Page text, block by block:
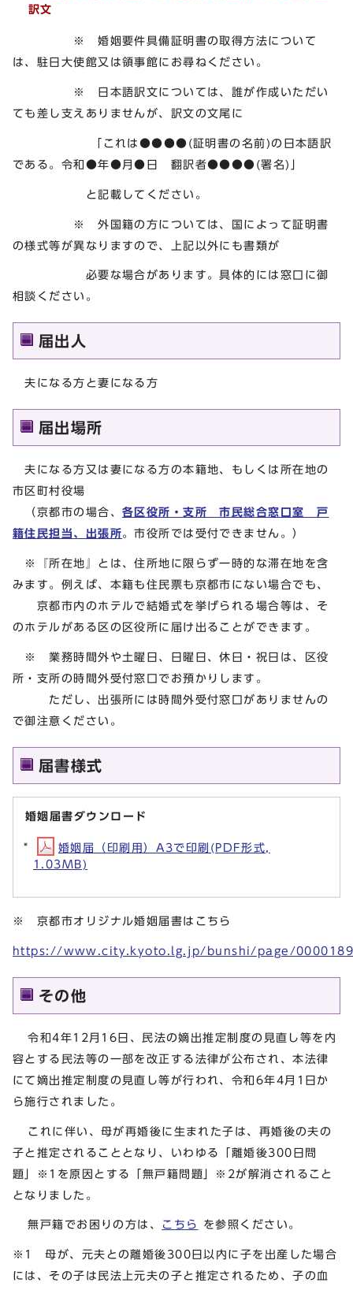
訳文
※ 婚姻要件具備証明書の取得方法について
は、駐日大使館又は領事館にお尋ねください。
※ 日本語訳文については、誰が作成いただい
ても差し支えありませんが、訳文の文尾に
「これは●●●●(証明書の名前)の日本語訳
である。令和●年●月●日 翻訳者●●●●(署名)」
と記載してください。
※ 外国籍の方については、国によって証明書
の様式等が異なりますので、上記以外にも書類が
必要な場合があります。具体的には窓口に御
相談ください。
届出人
夫になる方と妻になる方
届出場所
夫になる方又は妻になる方の本籍地、もしくは所在地の
市区町村役場
（京都市の場合、 各区役所・支所 市民総合窓口室 戸
籍住民担当、出張所。市役所では受付できません。）
※『所在地』とは、住所地に限らず一時的な滞在地を含
みます。例えば、本籍も住民票も京都市にない場合でも、
京都市内のホテルで結婚式を挙げられる場合等は、そ
のホテルがある区の区役所に届け出ることができます。
※ 業務時間外や土曜日、日曜日、休日・祝日は、区役
所・支所の時間外受付窓口でお預かりします。
ただし、出張所には時間外受付窓口がありませんの
で御注意ください。
届書様式
婚姻届書ダウンロード
婚姻届（印刷用）A3で印刷(PDF形式,
1.03MB)
※ 京都市オリジナル婚姻届書はこちら
https://www.city.kyoto.lg.jp/bunshi/page/
その他
令和4年12月16日、民法の嫡出推定制度の見直し等を内
容とする民法等の一部を改正する法律が公布され、本法律
にて嫡出推定制度の見直し等が行われ、令和6年4月1日か
ら施行されました。
これに伴い、母が再婚後に生まれた子は、再婚後の夫の
子と推定されることとなり、いわゆる「離婚後300日問
題」※1を原因とする「無戸籍問題」※2が解消されること
となりました。
無戸籍でお困りの方は、 こちら を参照ください。
※1 母が、元夫との離婚後300日以内に子を出産した場合
には、その子は民法上元夫の子と推定されるため、子の血